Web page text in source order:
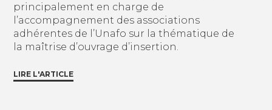
principalement en charge de
l’accompagnement des associations
adhérentes de l’Unafo sur la thématique de
la maîtrise d’ouvrage d’insertion.
LIRE L'ARTICLE